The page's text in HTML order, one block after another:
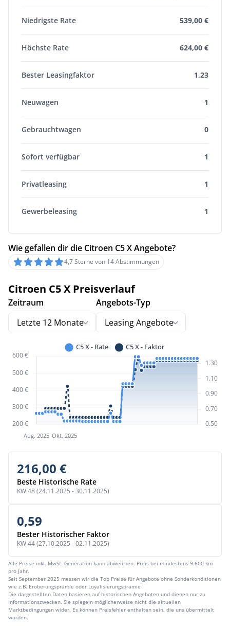
Niedrigste Rate 539,00 €
Höchste Rate 624,00 €
Bester Leasingfaktor 1,23
Neuwagen 1
Gebrauchtwagen 0
Sofort verfügbar 1
Privatleasing 1
Gewerbeleasing 1
Wie gefallen dir die Citroen C5 X Angebote?
4,7 Sterne von 14 Abstimmungen
Citroen C5 X Preisverlauf
Zeitraum
Letzte 12 Monate
Angebots-Typ
Leasing Angebote
216,00 €
Beste Historische Rate
KW 48 (24.11.2025 - 30.11.2025)
0,59
Bester Historischer Faktor
KW 44 (27.10.2025 - 02.11.2025)
Alle Preise inkl. MwSt. Generation kann abweichen. Preis bei mindestens 9.600 km
pro Jahr.
Seit September 2025 messen wir die Top Preise für Angebote ohne Sonderkonditionen
wie z.B. Eroberungsprämie oder Loyalisierungsprämie
Die dargestellten Daten basieren auf historischen Angeboten und dienen nur zu
Informationszwecken. Sie spiegeln möglicherweise nicht die aktuellen
Marktbedingungen wider. Es können Preisfehler enthalten sein, die uns übermittelt
wurden.